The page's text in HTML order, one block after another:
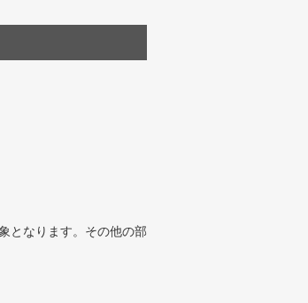
となります。その他の部